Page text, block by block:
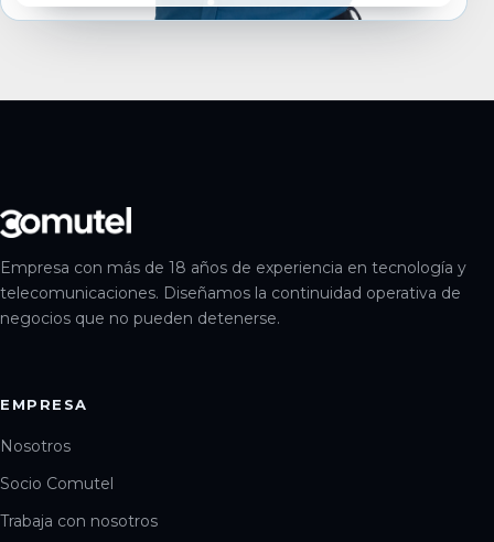
Empresa con más de 18 años de experiencia en tecnología y
telecomunicaciones. Diseñamos la continuidad operativa de
negocios que no pueden detenerse.
EMPRESA
Nosotros
Socio Comutel
Trabaja con nosotros